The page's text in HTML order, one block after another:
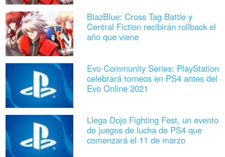
BlazBlue: Cross Tag Battle y
Central Fiction recibirán rollback el
año que viene
Evo Community Series: PlayStation
celebrará torneos en PS4 antes del
Evo Online 2021
Llega Dojo Fighting Fest, un evento
de juegos de lucha de PS4 que
comenzará el 11 de marzo